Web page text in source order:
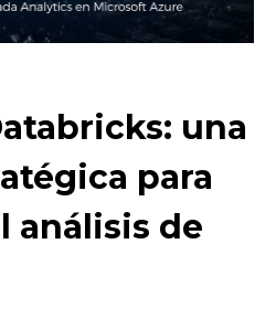
una
para
análisis de